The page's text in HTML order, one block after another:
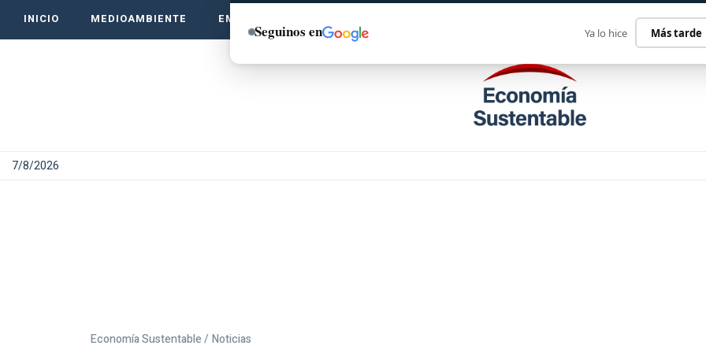
INICIO MEDIOAMBIENTE EMPRENDE VERDE
7/8/2026
Economía Sustentable / Noticias
Seguinos en Ya lo hice Más tarde